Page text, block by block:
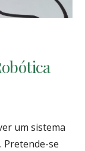
um sistema
Pretende-se